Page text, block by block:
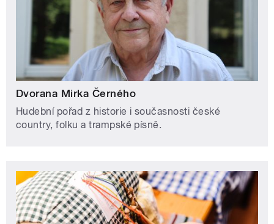
Dvorana Mirka Černého
Hudební pořad z historie i současnosti české
country, folku a trampské písně.